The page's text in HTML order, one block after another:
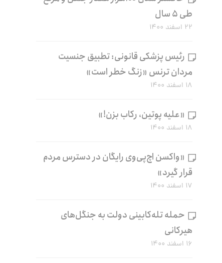
طی ۵ سال
۲۲ اسفند ۱۴۰۰
رئیس پزشکی قانونی: تطبیق جنسیت
مردان ترنس «زنگ خطر است»
۱۸ اسفند ۱۴۰۰
«علیه پوتین، رکاب بزن!»
۱۸ اسفند ۱۴۰۰
«واکسن اچ‌پی‌وی رایگان در دسترس مردم
قرار گیرد»
۱۷ اسفند ۱۴۰۰
حمله تله‌کابینی دولت به جنگل‌های
هیرکانی
۱۶ اسفند ۱۴۰۰